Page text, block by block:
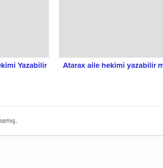
Yazabilir
Atarax aile hekimi yazabilir